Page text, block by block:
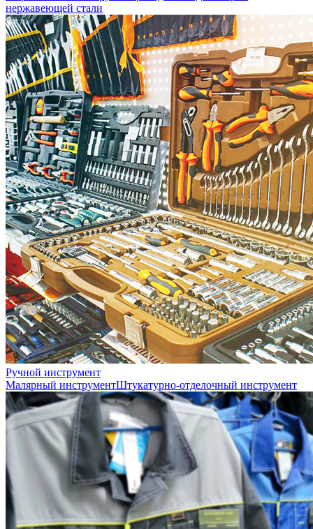
нержавеющей стали
Ручной инструмент
Малярный инструментШтукатурно-отделочный инструмент